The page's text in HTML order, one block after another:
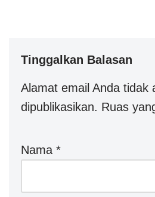
Tinggalkan Balasan
Alamat email Anda tidak
dipublikasikan. Ruas
Nama *